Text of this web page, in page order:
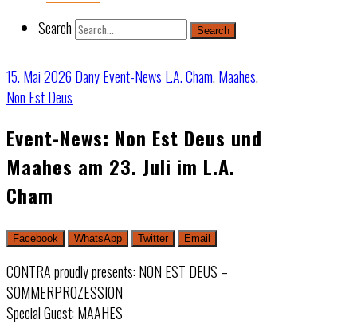
Search Search
15. Mai 2026 DanyEvent-News L.A. Cham, Maahes,
Non Est Deus
Event-News: Non Est Deus und
Maahes am 23. Juli im L.A.
Cham
Facebook WhatsApp Twitter Email
CONTRA proudly presents: NON EST DEUS –
SOMMERPROZESSION
Special Guest: MAAHES